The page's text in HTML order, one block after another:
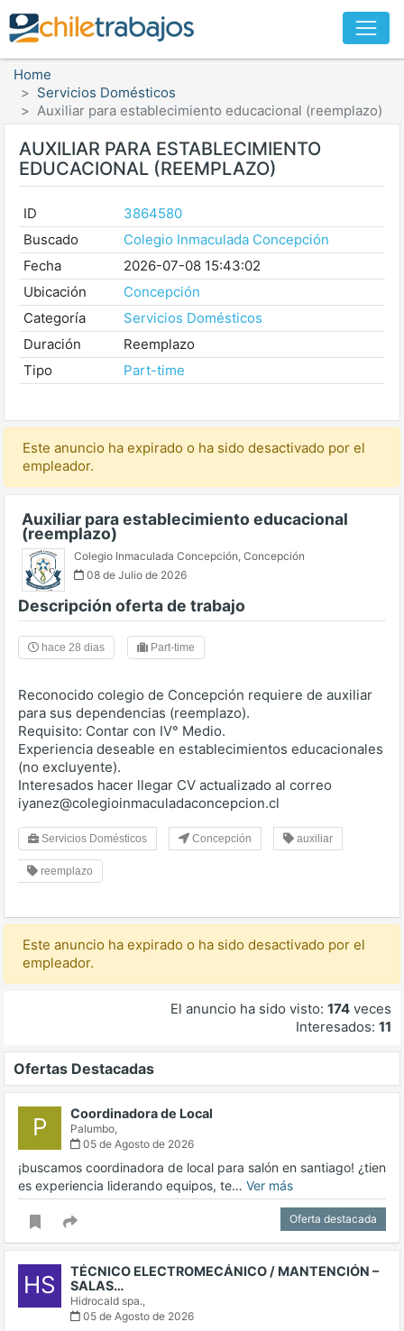
Home
Servicios Domésticos
Auxiliar para establecimiento educacional (reemplazo)
AUXILIAR PARA ESTABLECIMIENTO
EDUCACIONAL (REEMPLAZO)
ID
3864580
Buscado
Colegio Inmaculada Concepción
Fecha
2026-07-08 15:43:02
Ubicación
Concepción
Categoría
Servicios Domésticos
Duración
Reemplazo
Tipo
Part-time
Este anuncio ha expirado o ha sido desactivado por el
empleador.
Auxiliar para establecimiento educacional
(reemplazo)
Colegio Inmaculada Concepción, Concepción
08 de Julio de 2026
Descripción oferta de trabajo
hace 28 dias Part-time
Reconocido colegio de Concepción requiere de auxiliar
para sus dependencias (reemplazo).
Requisito: Contar con IV° Medio.
Experiencia deseable en establecimientos educacionales
(no excluyente).
Interesados hacer llegar CV actualizado al correo
iyanez@colegioinmaculadaconcepcion.cl
Servicios Domésticos Concepción auxiliar
reemplazo
Este anuncio ha expirado o ha sido desactivado por el
empleador.
El anuncio ha sido visto: 174 veces
Interesados: 11
Ofertas Destacadas
P Coordinadora de Local
Palumbo,
05 de Agosto de 2026
¡buscamos coordinadora de local para salón en santiago! ¿tien
es experiencia liderando equipos, te… Ver más
Oferta destacada
HS
TÉCNICO ELECTROMECÁNICO / MANTENCIÓN –
SALAS…
Hidrocald spa.,
05 de Agosto de 2026